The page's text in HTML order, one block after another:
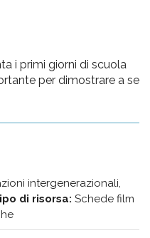
i primi giorni di scuola
per dimostrare a se
intergenerazionali,
di risorsa: Schede film